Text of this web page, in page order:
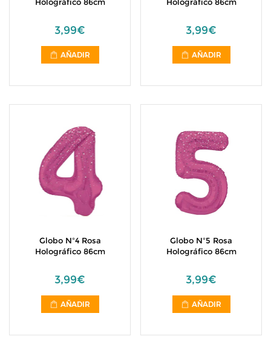
3,99€
AÑADIR
3,99€
AÑADIR
Globo Nº4 Rosa
Holográfico 86cm
3,99€
AÑADIR
Globo Nº5 Rosa
Holográfico 86cm
3,99€
AÑADIR